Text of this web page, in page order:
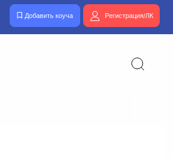
Добавить коуча Регистрация/ЛК